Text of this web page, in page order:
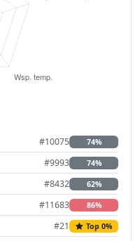
#10075 74%
#9993 74%
#8432 62%
#11683 86%
#21 Top 0%